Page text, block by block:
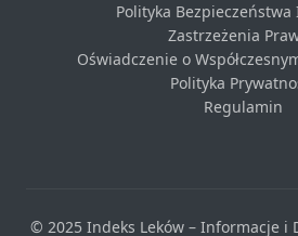
Polityka
Zastrzeżenia
Oświadczenie o
Polityka
Regulamin
© 2025 Indeks Leków – Informacje i